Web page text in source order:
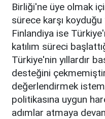
Birliği'ne üye olmak
sürece karşı koyduğu
Finlandiya ise
katılım süreci
Türkiye'nin yıllardır
desteğini
değerlendirmek
politikasına uygun
adımlar atmaya